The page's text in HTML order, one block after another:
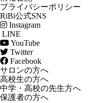
プライバシーポリシー
RiBi公式SNS
Instagram
LINE
YouTube
Twitter
Facebook
サロンの方へ
高校生の方へ
中学・高校の先生方へ
保護者の方へ